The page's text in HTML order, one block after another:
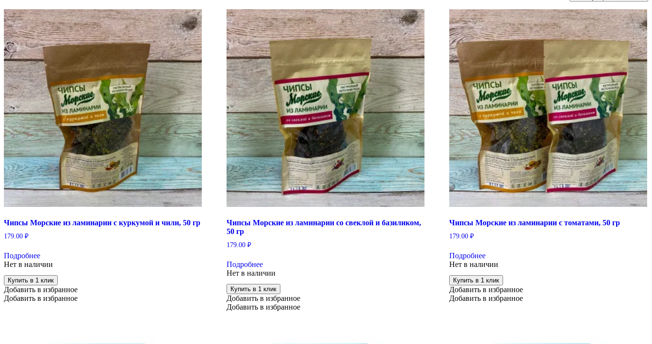
Чипсы Морские из ламинарии с куркумой и чили, 50 гр
179.00 ₽
Подробнее
Нет в наличии
Купить в 1 клик
Добавить в избранное
Добавить в избранное
Чипсы Морские из ламинарии со свеклой и базиликом,
50 гр
179.00 ₽
Подробнее
Нет в наличии
Купить в 1 клик
Добавить в избранное
Добавить в избранное
Чипсы Морские из ламинарии с томатами, 50 гр
179.00 ₽
Подробнее
Нет в наличии
Купить в 1 клик
Добавить в избранное
Добавить в избранное